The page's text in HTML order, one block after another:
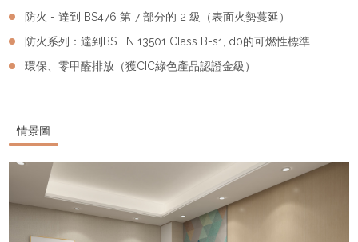
防火 - 達到 BS476 第 7 部分的 2 級（表面火勢蔓延）
防火系列：達到BS EN 13501 Class B-s1, d0的可燃性標準
環保、零甲醛排放（獲CIC綠色產品認證金級）
情景圖